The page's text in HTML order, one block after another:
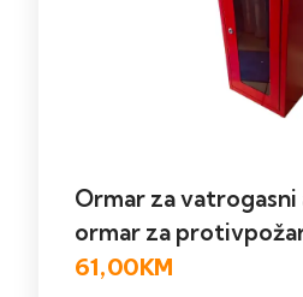
Ormar za vatrogasni
ormar za
61,00KM